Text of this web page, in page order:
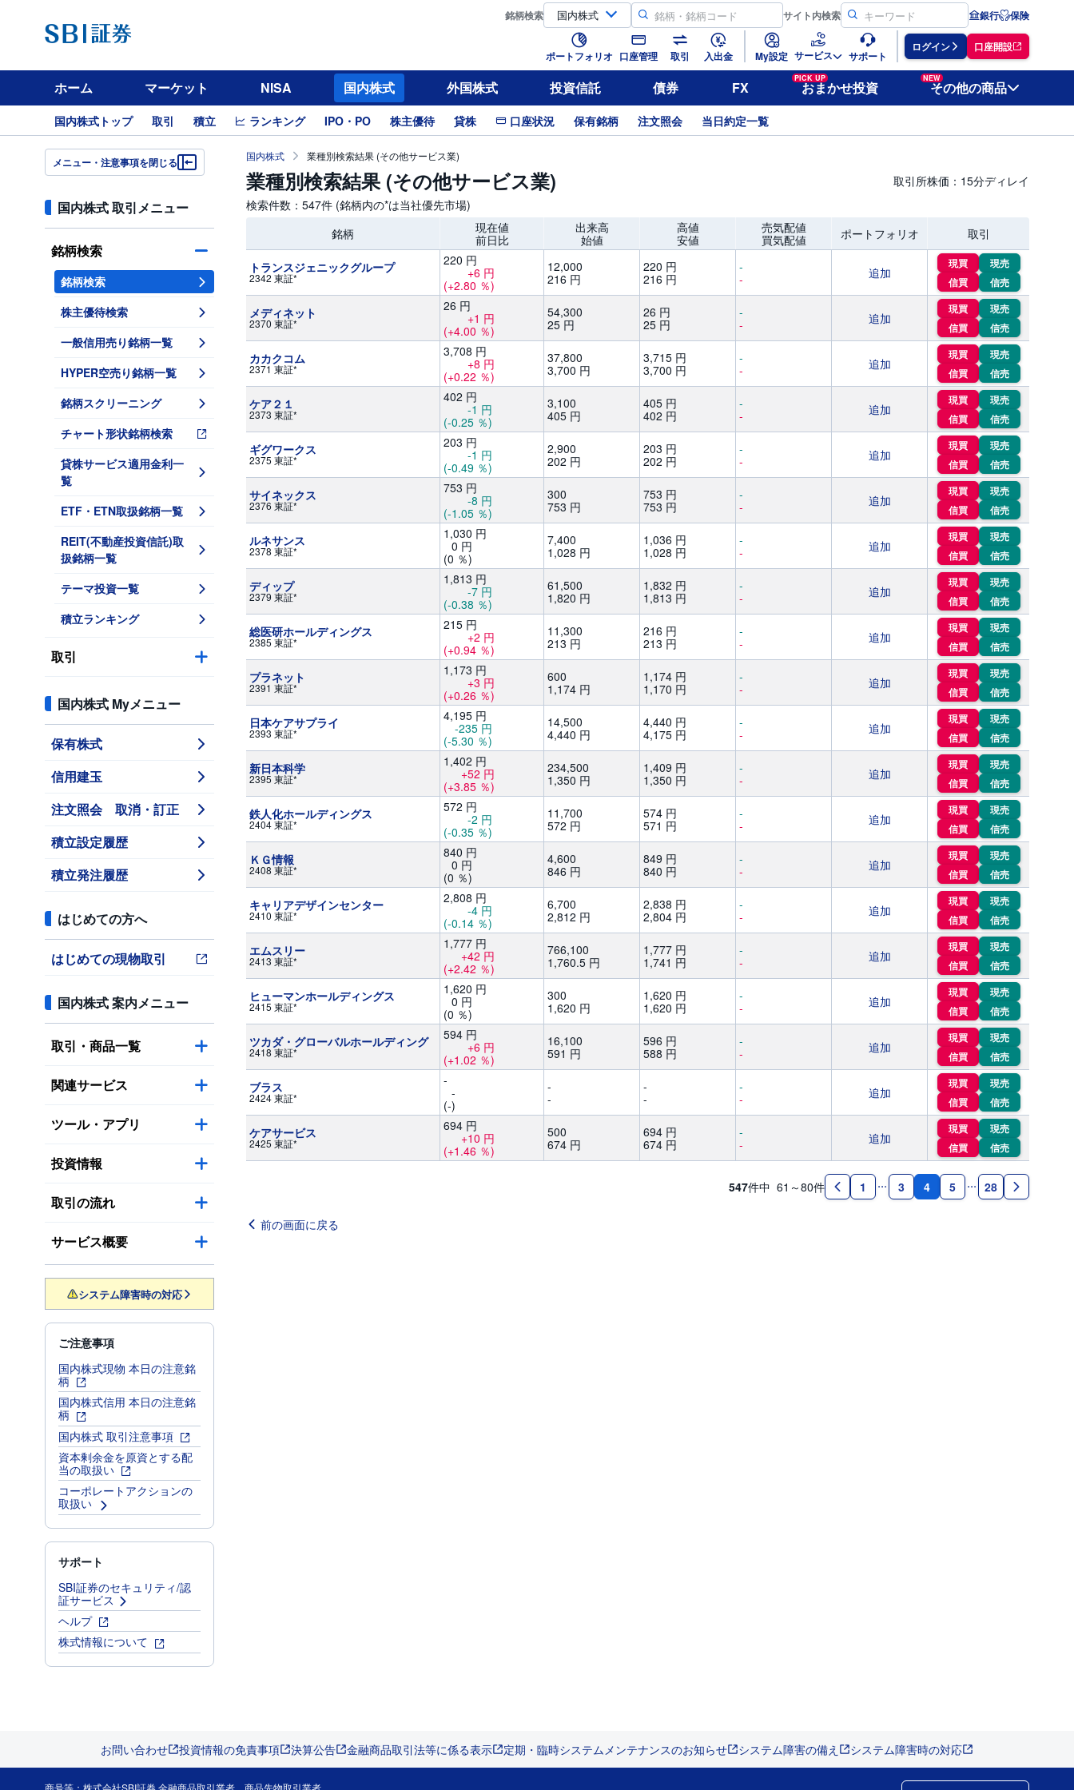
銘柄検索 サイト内検索 銀行 保険
ポートフォリオ 口座管理 取引 入出金 My設定 サービス サポート
ログイン 口座開設
ホーム マーケット NISA 国内株式 外国株式 投資信託 債券 FX
PICK UP
おまかせ投資
NEW
その他の商品
国内株式トップ 取引 積立 ランキング IPO・PO 株主優待 貸株 口座状況 保有銘柄 注文照会 当日約定一覧
メニュー・注意事項を閉じる
国内株式 取引メニュー
銘柄検索
銘柄検索
株主優待検索
一般信用売り銘柄一覧
HYPER空売り銘柄一覧
銘柄スクリーニング
チャート形状銘柄検索
貸株サービス適用金利一
覧
ETF・ETN取扱銘柄一覧
REIT(不動産投資信託)取
扱銘柄一覧
テーマ投資一覧
積立ランキング
取引
国内株式 Myメニュー
保有株式
信用建玉
注文照会 取消・訂正
積立設定履歴
積立発注履歴
はじめての方へ
はじめての現物取引
国内株式 案内メニュー
取引・商品一覧
関連サービス
ツール・アプリ
投資情報
取引の流れ
サービス概要
システム障害時の対応
ご注意事項
国内株式現物 本日の注意銘
柄
国内株式信用 本日の注意銘
柄
国内株式 取引注意事項
資本剰余金を原資とする配
当の取扱い
コーポレートアクションの
取扱い
サポート
SBI証券のセキュリティ/認
証サービス
ヘルプ
株式情報について
国内株式 業種別検索結果 (その他サービス業)
業種別検索結果 (その他サービス業)
取引所株価：15分ディレイ
検索件数：547件 (銘柄内の*は当社優先市場)
銘柄
現在値
前日比
出来高
始値
高値
安値
売気配値
買気配値
ポートフォリオ 取引
トランスジェニックグループ
2342 東証*
220 円
+6 円
(+2.80 ％)
12,000
216 円
220 円
216 円
-
-
追加
現買
現売
信買
信売
メディネット
2370 東証*
26 円
+1 円
(+4.00 ％)
54,300
25 円
26 円
25 円
-
-
追加
現買
現売
信買
信売
カカクコム
2371 東証*
3,708 円
+8 円
(+0.22 ％)
37,800
3,700 円
3,715 円
3,700 円
-
-
追加
現買
現売
信買
信売
ケア２１
2373 東証*
402 円
-1 円
(-0.25 ％)
3,100
405 円
405 円
402 円
-
-
追加
現買
現売
信買
信売
ギグワークス
2375 東証*
203 円
-1 円
(-0.49 ％)
2,900
202 円
203 円
202 円
-
-
追加
現買
現売
信買
信売
サイネックス
2376 東証*
753 円
-8 円
(-1.05 ％)
300
753 円
753 円
753 円
-
-
追加
現買
現売
信買
信売
ルネサンス
2378 東証*
1,030 円
0 円
(0 ％)
7,400
1,028 円
1,036 円
1,028 円
-
-
追加
現買
現売
信買
信売
ディップ
2379 東証*
1,813 円
-7 円
(-0.38 ％)
61,500
1,820 円
1,832 円
1,813 円
-
-
追加
現買
現売
信買
信売
総医研ホールディングス
2385 東証*
215 円
+2 円
(+0.94 ％)
11,300
213 円
216 円
213 円
-
-
追加
現買
現売
信買
信売
プラネット
2391 東証*
1,173 円
+3 円
(+0.26 ％)
600
1,174 円
1,174 円
1,170 円
-
-
追加
現買
現売
信買
信売
日本ケアサプライ
2393 東証*
4,195 円
-235 円
(-5.30 ％)
14,500
4,440 円
4,440 円
4,175 円
-
-
追加
現買
現売
信買
信売
新日本科学
2395 東証*
1,402 円
+52 円
(+3.85 ％)
234,500
1,350 円
1,409 円
1,350 円
-
-
追加
現買
現売
信買
信売
鉄人化ホールディングス
2404 東証*
572 円
-2 円
(-0.35 ％)
11,700
572 円
574 円
571 円
-
-
追加
現買
現売
信買
信売
ＫＧ情報
2408 東証*
840 円
0 円
(0 ％)
4,600
846 円
849 円
840 円
-
-
追加
現買
現売
信買
信売
キャリアデザインセンター
2410 東証*
2,808 円
-4 円
(-0.14 ％)
6,700
2,812 円
2,838 円
2,804 円
-
-
追加
現買
現売
信買
信売
エムスリー
2413 東証*
1,777 円
+42 円
(+2.42 ％)
766,100
1,760.5 円
1,777 円
1,741 円
-
-
追加
現買
現売
信買
信売
ヒューマンホールディングス
2415 東証*
1,620 円
0 円
(0 ％)
300
1,620 円
1,620 円
1,620 円
-
-
追加
現買
現売
信買
信売
ツカダ・グローバルホールディング
2418 東証*
594 円
+6 円
(+1.02 ％)
16,100
591 円
596 円
588 円
-
-
追加
現買
現売
信買
信売
ブラス
2424 東証*
-
-
(-)
-
-
-
-
-
-
追加
現買
現売
信買
信売
ケアサービス
2425 東証*
694 円
+10 円
(+1.46 ％)
500
674 円
694 円
674 円
-
-
追加
現買
現売
信買
信売
547件中 61～80件 1 3 4 5 28
前の画面に戻る
お問い合わせ 投資情報の免責事項 決算公告 金融商品取引法等に係る表示 定期・臨時システムメンテナンスのお知らせ システム障害の備え システム障害時の対応
商号等：株式会社SBI証券 金融商品取引業者、商品先物取引業者